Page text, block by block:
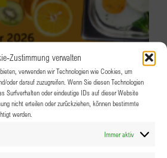
Zustimmung verwalten
verwenden wir Technologien wie Cookies, um
oder darauf zuzugreifen. Wenn Sie diesen Technologien
Surfverhalten oder eindeutige IDs auf dieser Website
nicht erteilen oder zurückziehen, können bestimmte
werden.
Immer aktiv